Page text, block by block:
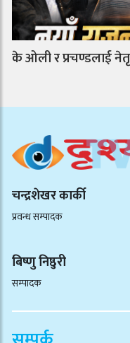
के ओली र प्रचण्डलाई
चन्द्रशेखर कार्की
प्रवन्ध सम्पादक
बिष्णु निष्ठुरी
सम्पादक